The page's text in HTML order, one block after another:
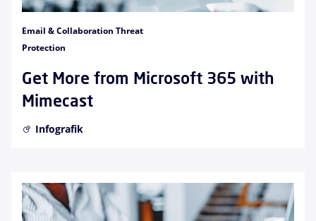
Email & Collaboration Threat
Protection
Get More from Microsoft 365 with
Mimecast
Infografik